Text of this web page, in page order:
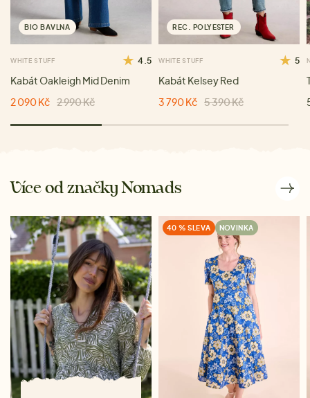
BIO BAVLNA
WHITE STUFF 4.5
Kabát Oakleigh Mid Denim
2 090 Kč 2 990 Kč
REC. POLYESTER
WHITE STUFF 5
Kabát Kelsey Red
3 790 Kč 5 390 Kč
Více od značky Nomads
40 % SLEVA NOVINKA